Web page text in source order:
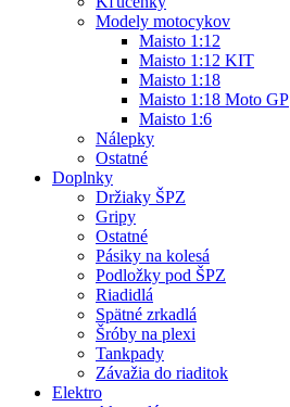
Modely motocykov
Maisto 1:12
Maisto 1:12 KIT
Maisto 1:18
Maisto 1:18 Moto GP
Maisto 1:6
Nálepky
Ostatné
Doplnky
Držiaky ŠPZ
Gripy
Ostatné
Pásiky na kolesá
Podložky pod ŠPZ
Riadidlá
Spätné zrkadlá
Šróby na plexi
Tankpady
Závažia do riaditok
Elektro